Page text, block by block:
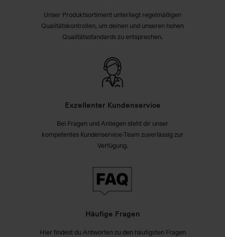
Unser Produktsortiment unterliegt regelmäßigen
Qualitätskontrollen, um deinen und unseren hohen
Qualitätsstandards zu entsprechen.
Exzellenter Kundenservice
Bei Fragen und Anliegen steht dir unser
kompetentes Kundenservice-Team zuverlässig zur
Verfügung.
Häufige Fragen
Hier findest du Antworten zu den häufigsten Fragen